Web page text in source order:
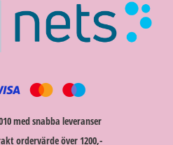
med snabba leveranser
ordervärde över 1200,-